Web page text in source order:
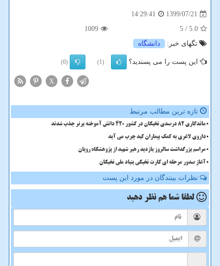
1399/07/21
14:29:41
5.0
/ 5
1009
تگهای خبر:
دانشگاه
این پست را می پسندید؟ (1)
(0)
X
تازه ترین مطالب مرتبط
ماندگاری 82 درصدی نخبگان در کشور 420 دانش آموخته برتر جذب شدند
داروی لاغری به کمک بیماران کبد چرب می آید
مراسم بزرگداشت سالروز بازدید رهبر شهید از پژوهشگاه رویان
آغاز صدور مرحله ای کارت نخبگی بنیاد ملی نخبگان
نظرات بینندگان در مورد این پست
لطفا شما هم نظر دهید